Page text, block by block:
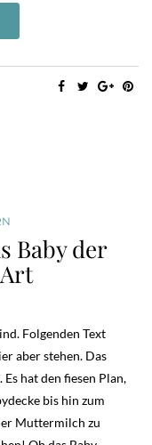
Baby der
Folgenden Text
aber stehen. Das
hat den fiesen Plan,
bis hin zum
Muttermilch zu